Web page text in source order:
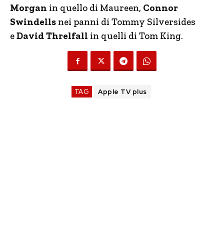
Morgan in quello di Maureen, Connor
Swindells nei panni di Tommy Silversides
eDavid Threlfall in quelli di Tom King.
TAG Apple TV plus